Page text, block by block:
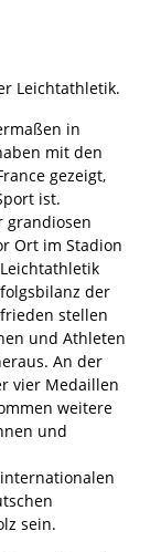
Leichtathletik.
in
mit den
gezeigt,
ist.
grandiosen
Ort im Stadion
der
stellen
und Athleten
An der
vier Medaillen
weitere
und
sein.